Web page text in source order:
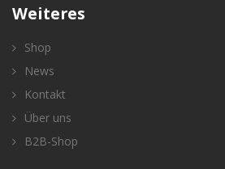
Weiteres
Shop
News
Kontakt
Über uns
B2B-Shop